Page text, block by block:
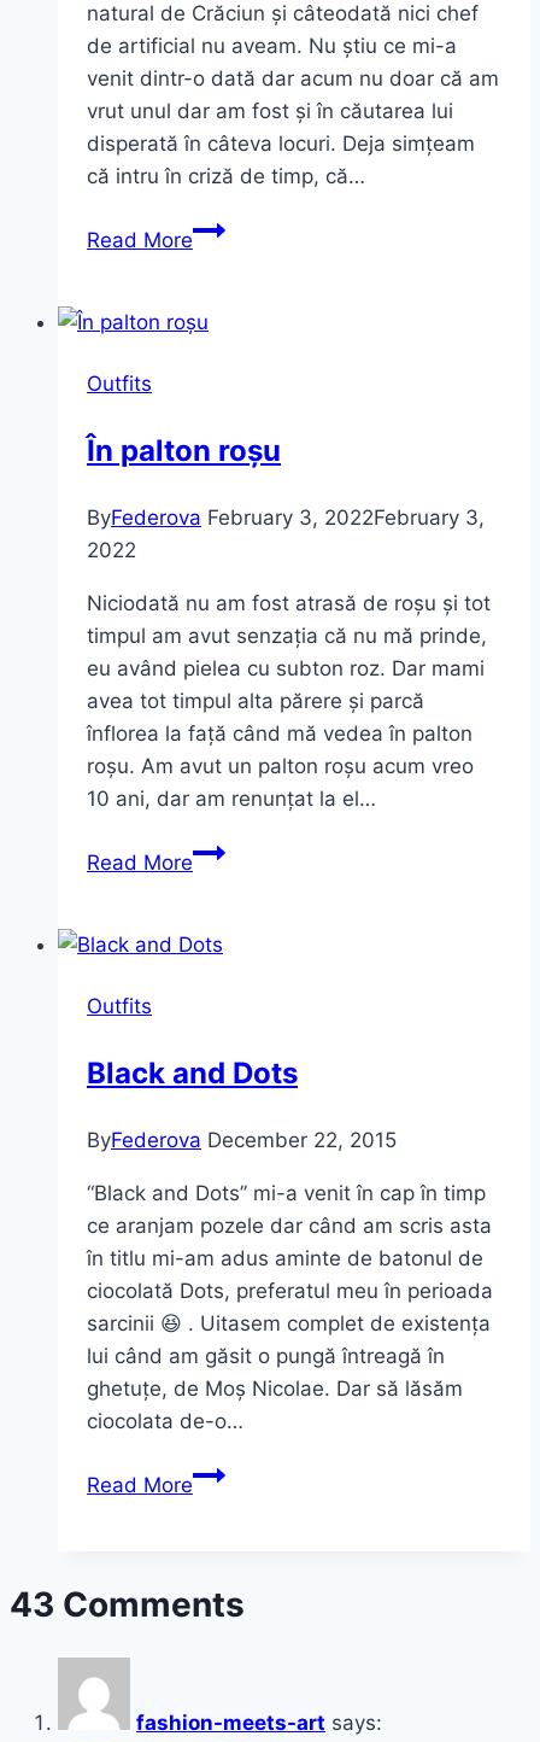
natural de Crăciun și câteodată nici chef
de artificial nu aveam. Nu știu ce mi-a
venit dintr-o dată dar acum nu doar că am
vrut unul dar am fost și în căutarea lui
disperată în câteva locuri. Deja simțeam
că intru în criză de timp, că…
Read MoreOutfit
de
Outfits
În palton roșu
ByFederova February 3, 2022February 3,
2022
Niciodată nu am fost atrasă de roșu și tot
timpul am avut senzația că nu mă prinde,
eu având pielea cu subton roz. Dar mami
avea tot timpul alta părere și parcă
înflorea la față când mă vedea în palton
roșu. Am avut un palton roșu acum vreo
10 ani, dar am renunțat la el…
Read MoreÎn
Outfits
Black and Dots
ByFederova December 22, 2015
“Black and Dots” mi-a venit în cap în timp
ce aranjam pozele dar când am scris asta
în titlu mi-am adus aminte de batonul de
ciocolată Dots, preferatul meu în perioada
sarcinii 😆 . Uitasem complet de existența
lui când am găsit o pungă întreagă în
ghetuțe, de Moș Nicolae. Dar să lăsăm
ciocolata de-o…
Read MoreBlack
43 Comments
fashion-meets-art says: